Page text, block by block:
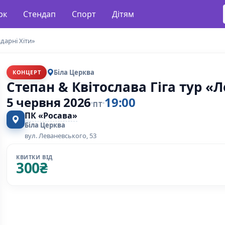
Стендап Спорт Дітям
Хіти»
КОНЦЕРТ Біла Церква
Степан & Квітослава Гіга тур
5 червня 2026 ПТ 19:00
ПК «Росава»
Біла Церква
вул. Леваневського, 53
КВИТКИ ВІД
300₴